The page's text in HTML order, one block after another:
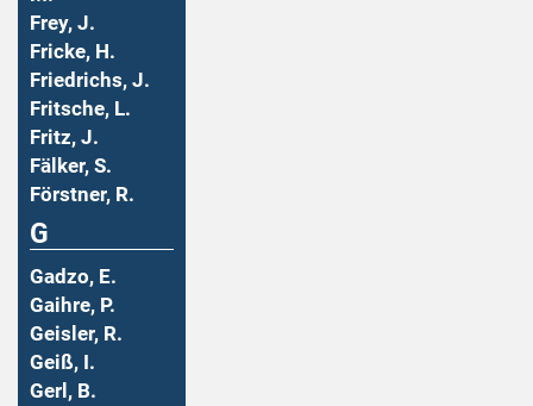
Frey, J.
Fricke, H.
Friedrichs, J.
Fritsche, L.
Fritz, J.
Fälker, S.
Förstner, R.
G
Gadzo, E.
Gaihre, P.
Geisler, R.
Geiß, I.
Gerl, B.